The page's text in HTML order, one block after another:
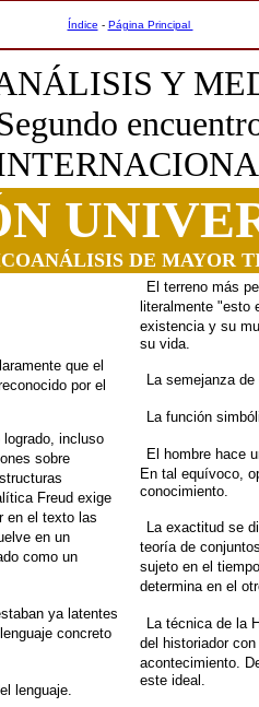
Índice - Página Principal
Y
DE MAYOR
que el
por el
incluso
sobre
Freud exige
en el texto las
en un
como un
ya latentes
concreto
lenguaje.
El terreno más
literalmente "esto
existencia y su
su vida.
La semejanza
La función
El hombre hace
En tal equívoco,
conocimiento.
La exactitud se
teoría de conjuntos
sujeto en el
determina en el
La técnica de la
del historiador con
acontecimiento.
este ideal.